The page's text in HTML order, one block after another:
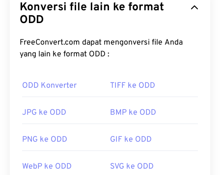
digital Canon model lama. (Kamera digital Canon
yang lebih baru menggunakan format CR2.) Dari
TIFF. Keunggulan CRW adalah berupa gambar yang
belum diproses dan berisi semua informasi berkas,
Massachusetts Institute of Technology (MIT)
CRW?
program terbaik untuk mengolah berkas CRW
Konversi file lain ke format
ODD
FreeConvert.com dapat mengonversi file Anda
yang lain ke format ODD :
ODD Konverter TIFF ke ODD
JPG ke ODD BMP ke ODD
PNG ke ODD GIF ke ODD
WebP ke ODD SVG ke ODD